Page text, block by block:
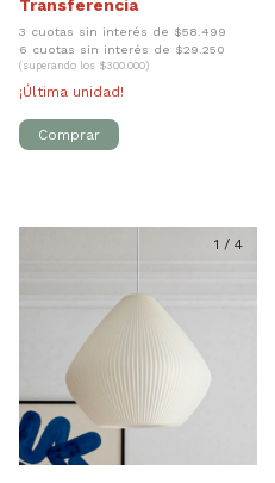
3 cuotas sin interés de $58.499
6 cuotas sin interés de $29.250
(superando los $300.000)
¡Última unidad!
1 / 4